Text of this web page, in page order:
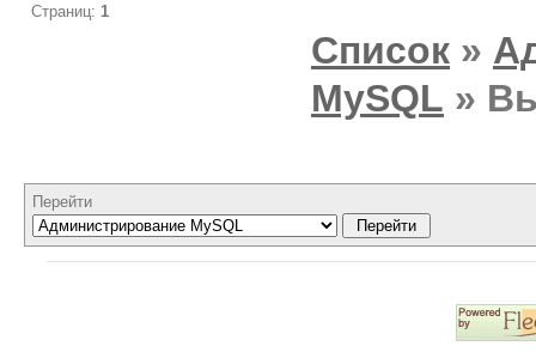
Страниц: 1
Список »
MySQL »
Перейти